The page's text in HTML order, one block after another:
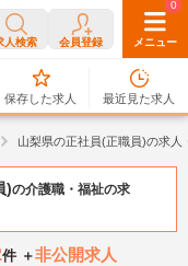
人検索 会員登録 メニュー
0
保存した求人
0
最近見た求人
山梨県の正社員(正職員)の求人
)の介護職・福祉の求
件 ＋非公開求人